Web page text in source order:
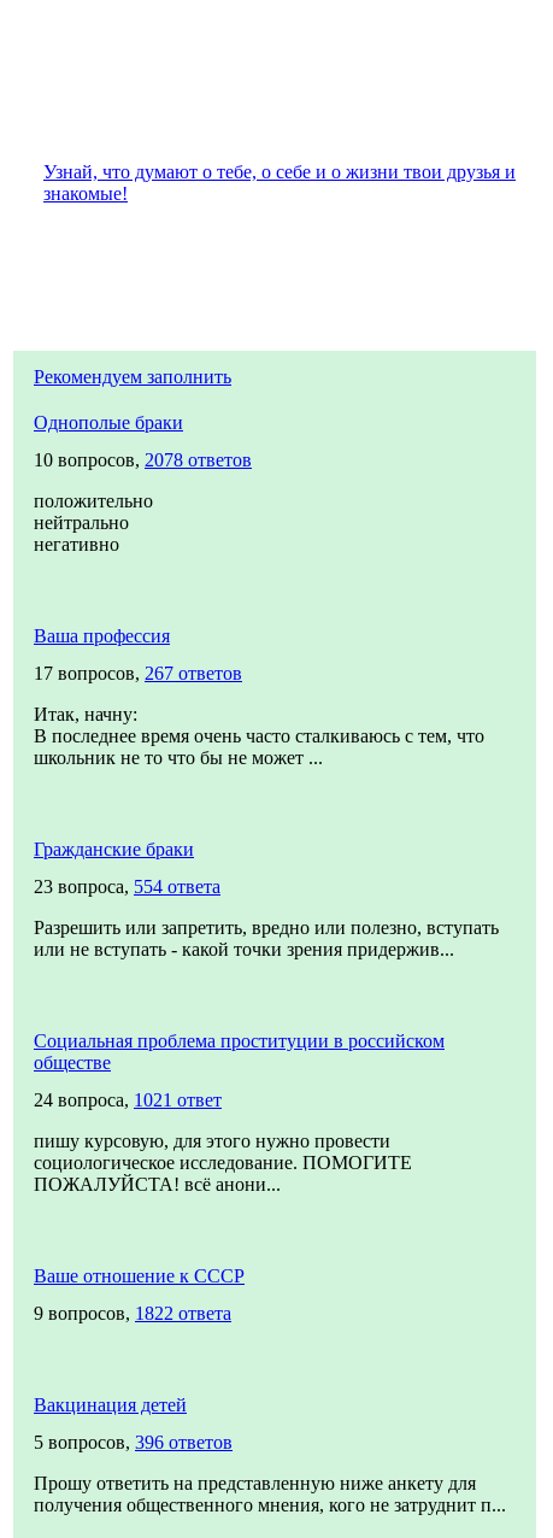
Узнай, что думают о тебе, о себе и о жизни твои друзья и
знакомые!
Рекомендуем заполнить
Однополые браки
10 вопросов, 2078 ответов
положительно
нейтрально
негативно
Ваша профессия
17 вопросов, 267 ответов
Итак, начну:
В последнее время очень часто сталкиваюсь с тем, что
школьник не то что бы не может ...
Гражданские браки
23 вопроса, 554 ответа
Разрешить или запретить, вредно или полезно, вступать
или не вступать - какой точки зрения придержив...
Социальная проблема проституции в российском
обществе
24 вопроса, 1021 ответ
пишу курсовую, для этого нужно провести
социологическое исследование. ПОМОГИТЕ
ПОЖАЛУЙСТА! всё анони...
Ваше отношение к СССР
9 вопросов, 1822 ответа
Вакцинация детей
5 вопросов, 396 ответов
Прошу ответить на представленную ниже анкету для
получения общественного мнения, кого не затруднит п...